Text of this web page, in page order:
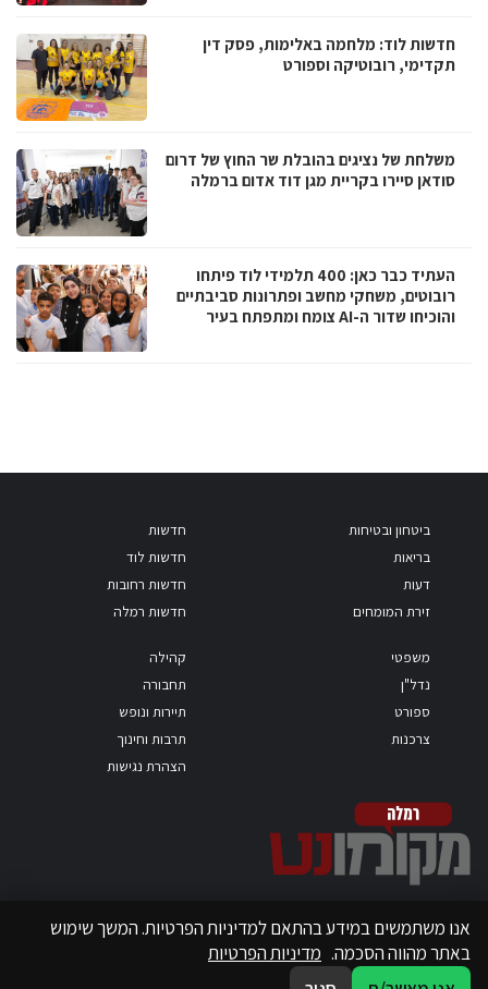
חדשות לוד: מלחמה באלימות, פסק דין
תקדימי, רובוטיקה וספורט
משלחת של נציגים בהובלת שר החוץ של דרום
סודאן סיירו בקריית מגן דוד אדום ברמלה
העתיד כבר כאן: 400 תלמידי לוד פיתחו
רובוטים, משחקי מחשב ופתרונות סביבתיים
והוכיחו שדור ה-AI צומח ומתפתח בעיר
ביטחון ובטיחות
בריאות
דעות
זירת המומחים
חדשות
חדשות לוד
חדשות רחובות
חדשות רמלה
משפטי
נדל"ן
ספורט
צרכנות
קהילה
תחבורה
תיירות ונופש
תרבות וחינוך
הצהרת נגישות
אנו משתמשים במידע בהתאם למדיניות הפרטיות. המשך שימוש
באתר מהווה הסכמה. מדיניות הפרטיות